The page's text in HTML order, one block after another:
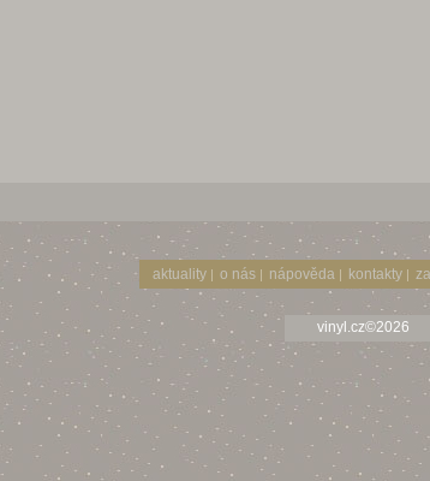
aktuality | o nás | nápověda | kontakty |
vinyl.cz©2026